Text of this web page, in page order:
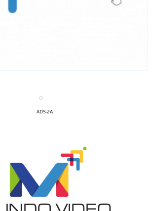
ADS-2A